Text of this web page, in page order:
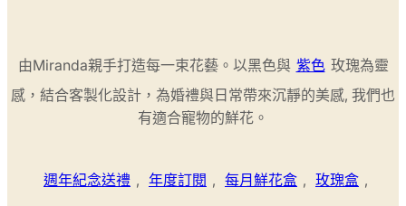
由Miranda親手打造每一束花藝。以黑色與 紫色 玫瑰為靈
感，結合客製化設計，為婚禮與日常帶來沉靜的美感, 我們也
有適合寵物的鮮花。
週年紀念送禮 , 年度訂閱 , 每月鮮花盒 , 玫瑰盒 ,